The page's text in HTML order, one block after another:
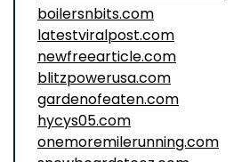
boilersnbits.com
latestviralpost.com
newfreearticle.com
blitzpowerusa.com
gardenofeaten.com
hycys05.com
onemoremilerunning.com